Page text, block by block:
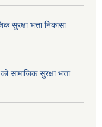
सुरक्षा भत्ता निकासा
सामाजिक सुरक्षा भत्ता